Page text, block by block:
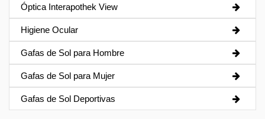
Óptica Interapothek View
Higiene Ocular
Gafas de Sol para Hombre
Gafas de Sol para Mujer
Gafas de Sol Deportivas